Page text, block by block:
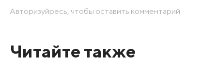
Авторизуйресь, чтобы оставить комментарий.
Читайте также